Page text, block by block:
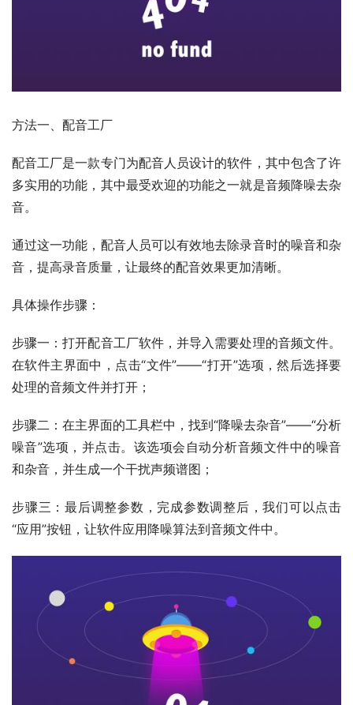
方法一、配音工厂
配音工厂是一款专门为配音人员设计的软件，其中包含了许
多实用的功能，其中最受欢迎的功能之一就是音频降噪去杂
音。
通过这一功能，配音人员可以有效地去除录音时的噪音和杂
音，提高录音质量，让最终的配音效果更加清晰。
具体操作步骤：
步骤一：打开配音工厂软件，并导入需要处理的音频文件。
在软件主界面中，点击“文件”——“打开”选项，然后选择要
处理的音频文件并打开 ；
步骤二：在主界面的工具栏中，找到“降噪去杂音”——“分析
噪音”选项，并点击。该选项会自动分析音频文件中的噪音
和杂音，并生成一个干扰声频谱图 ；
步骤三： 最后调整参数，完成参数调整后，我们可以点击
“应用”按钮，让软件应用降噪算法到音频文件中。